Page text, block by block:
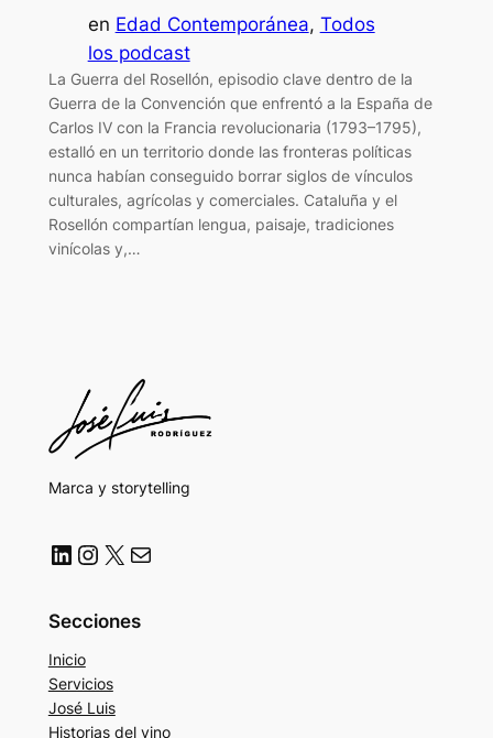
en Edad Contemporánea, Todos
los podcast
La Guerra del Rosellón, episodio clave dentro de la
Guerra de la Convención que enfrentó a la España de
Carlos IV con la Francia revolucionaria (1793–1795),
estalló en un territorio donde las fronteras políticas
nunca habían conseguido borrar siglos de vínculos
culturales, agrícolas y comerciales. Cataluña y el
Rosellón compartían lengua, paisaje, tradiciones
vinícolas y,…
Marca y storytelling
LinkedIn Instagram X Correo electrónico
Secciones
Inicio
Servicios
José Luis
Historias del vino